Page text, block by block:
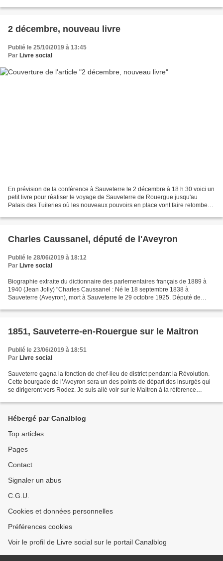
2 décembre, nouveau livre
Publié le 25/10/2019 à 13:45
Par Livre social
En prévision de la conférence à Sauveterre le 2 décembre à 18 h 30 voici un
petit livre pour réaliser le voyage de Sauveterre de Rouergue jusqu'au
Palais des Tuileries où les nouveaux pouvoirs en place vont faire retomber
Charles Caussanel, député de l'Aveyron
Publié le 28/06/2019 à 18:12
Par Livre social
Biographie extraite du dictionnaire des parlementaires français de 1889 à
1940 (Jean Jolly) "Charles Caussanel : Né le 18 septembre 1838 à
Sauveterre (Aveyron), mort à Sauveterre le 29 octobre 1925. Député de
1851, Sauveterre-en-Rouergue sur le Maitron
Publié le 23/06/2019 à 18:51
Par Livre social
Sauveterre gagna la fonction de chef-lieu de district pendant la Révolution.
Cette bourgade de l’Aveyron sera un des points de départ des insurgés qui
se dirigeront vers Rodez. Je suis allé voir sur le Maitron à la référence
Hébergé par Canalblog
Top articles
Pages
Contact
Signaler un abus
C.G.U.
Cookies et données personnelles
Préférences cookies
Voir le profil de Livre social sur le portail Canalblog